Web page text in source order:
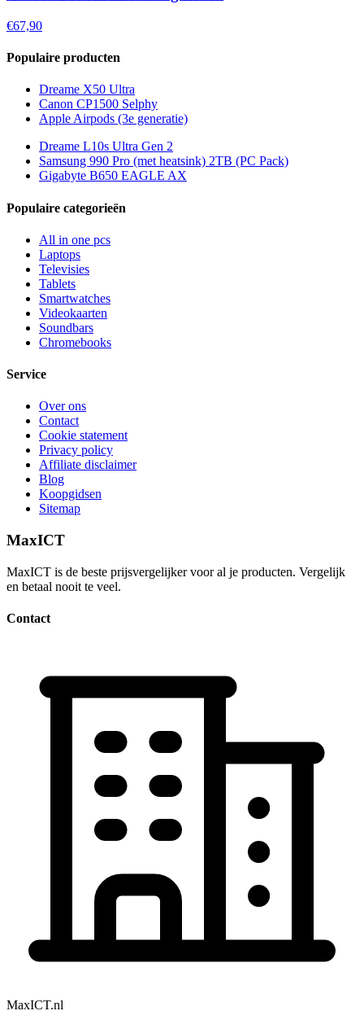
€67,90
Populaire producten
Dreame X50 Ultra
Canon CP1500 Selphy
Apple Airpods (3e generatie)
Dreame L10s Ultra Gen 2
Samsung 990 Pro (met heatsink) 2TB (PC Pack)
Gigabyte B650 EAGLE AX
Populaire categorieën
All in one pcs
Laptops
Televisies
Tablets
Smartwatches
Videokaarten
Soundbars
Chromebooks
Service
Over ons
Contact
Cookie statement
Privacy policy
Affiliate disclaimer
Blog
Koopgidsen
Sitemap
MaxICT
MaxICT is de beste prijsvergelijker voor al je producten. Vergelijk
en betaal nooit te veel.
Contact
MaxICT.nl